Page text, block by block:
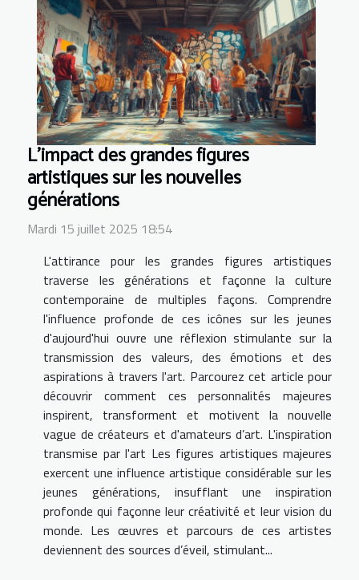
L'impact des grandes figures
artistiques sur les nouvelles
générations
Mardi 15 juillet 2025 18:54
L'attirance pour les grandes figures artistiques
traverse les générations et façonne la culture
contemporaine de multiples façons. Comprendre
l'influence profonde de ces icônes sur les jeunes
d'aujourd'hui ouvre une réflexion stimulante sur la
transmission des valeurs, des émotions et des
aspirations à travers l'art. Parcourez cet article pour
découvrir comment ces personnalités majeures
inspirent, transforment et motivent la nouvelle
vague de créateurs et d'amateurs d’art. L'inspiration
transmise par l'art Les figures artistiques majeures
exercent une influence artistique considérable sur les
jeunes générations, insufflant une inspiration
profonde qui façonne leur créativité et leur vision du
monde. Les œuvres et parcours de ces artistes
deviennent des sources d’éveil, stimulant...